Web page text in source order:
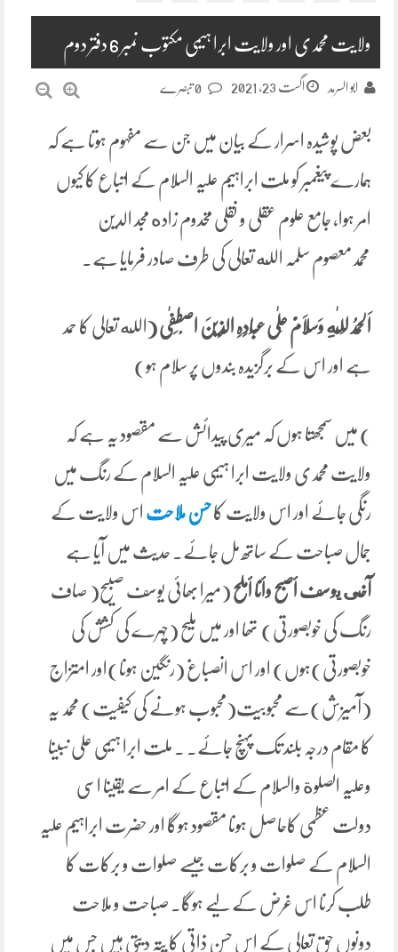
ولایت محمدی اور ولایت ابرا ہیمی مکتوب نمبر 6 دفتر دوم
ابو السرمد اگست 23, 2021
بعض پوشیدہ اسرار کے بیان میں جن سے مفہوم ہوتا ہے کہ
ہمارے پیغمبر کو ملت ابراہیم علیہ السلام کے اتباع کا کیوں
امر ہوا، جامع علوم عقلی و نقلی مخدوم زاده مجد الدین
محمدمعصوم سلمہ الله تعالی کی طرف صادر فرمایا ہے۔
اَلْحَمْدُ لِلّٰهِ وَسَلَامٌ عَلٰی عِبَادِہِ الَّذِیْنَ اصْطَفٰی(الله تعالی کا حمد
ہے اور اس کے برگزیدہ بندوں پر سلام ہو)
) میں سمجھتا ہوں کہ میری پیدائش سے مقصود یہ ہے کہ
ولایت محمدی ولایت ابرا ہیمی علیہ السلام کے رنگ میں
رنگی جائے اور اس ولایت کا حسن ملاحت اس ولایت کے
جمال صباحت کے ساتھ مل جائے۔ حدیث میں آیا ہے
آخى يوسف أصبح وأنا أملح (میرا بھائی یوسف صبیح( صاف
رنگ کی خوبصورتی) تھا اور میں ملیح (چہرے کی کشش کی
خوبصورتی)ہوں) اور اس انصباغ (رنگین ہونا)اور امتزاج
(آمیزش)سے محبوبیت(محبوب ہونے کی کیفیت) محمد یہ
کا مقام درجہ بلند تک پہنچ جائے۔ . ملت ابرا ہیمی علی نبینا
وعلیہ الصلوة والسلام کے اتباع کے امر سے یقینا اسی
دولت عظمی کاحاصل ہونا مقصود ہوگا اور حضرت ابراہیم علیہ
السلام کے صلوات و برکات جیسے صلوات و برکات کا
طلب کرنا اس غرض کے لیے ہوگا۔ صباحت و ملاحت
دونوں حق تعالی کے اس حسن ذاتی کا پتہ دیتی ہیں جس میں